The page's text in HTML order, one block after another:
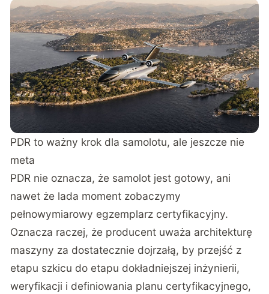
PDR to ważny krok dla samolotu, ale jeszcze nie
meta
PDR nie oznacza, że samolot jest gotowy, ani
nawet że lada moment zobaczymy
pełnowymiarowy egzemplarz certyfikacyjny.
Oznacza raczej, że producent uważa architekturę
maszyny za dostatecznie dojrzałą, by przejść z
etapu szkicu do etapu dokładniejszej inżynierii,
weryfikacji i definiowania planu certyfikacyjnego,